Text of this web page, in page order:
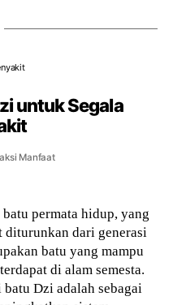
untuk Segala
Manfaat
permata hidup, yang
diturunkan dari generasi
batu yang mampu
di alam semesta.
Dzi adalah sebagai